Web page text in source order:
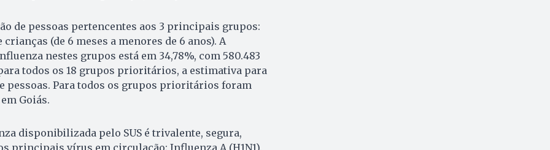
de pessoas pertencentes aos 3 principais grupos:
(de 6 meses a menores de 6 anos). A
nestes grupos está em 34,78%, com 580.483
todos os 18 grupos prioritários, a estimativa para
pessoas. Para todos os grupos prioritários foram
Goiás.
disponibilizada pelo SUS é trivalente, segura,
principais vírus em circulação: Influenza A (H1N1),